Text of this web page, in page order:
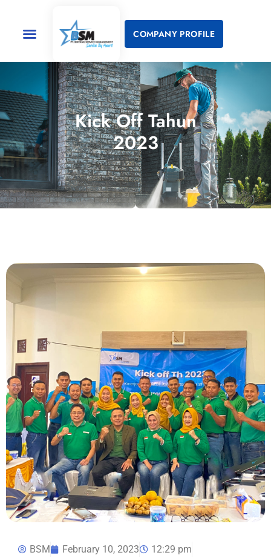
COMPANY PROFILE
Kick Off Tahun
2023
BSM February 10, 2023
12:29 pm